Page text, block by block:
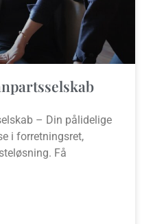
– Din pålidelige
i forretningsret,
Få